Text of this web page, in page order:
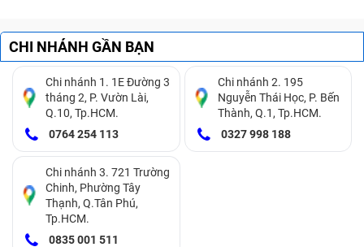
CHI NHÁNH GẦN BẠN
Chi nhánh 1. 1E Đường 3
tháng 2, P. Vườn Lài,
Q.10, Tp.HCM.
0764 254 113
Chi nhánh 2. 195
Nguyễn Thái Học, P. Bến
Thành, Q.1, Tp.HCM.
0327 998 188
Chi nhánh 3. 721 Trường
Chinh, Phường Tây
Thạnh, Q.Tân Phú,
Tp.HCM.
0835 001 511